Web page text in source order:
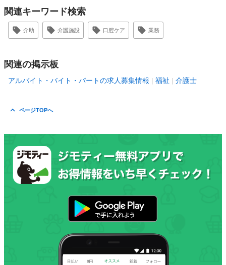
関連キーワード検索
介助 介護施設 口腔ケア 業務
関連の掲示板
アルバイト・バイト・パートの求人募集情報 福祉 介護士
ページTOPへ